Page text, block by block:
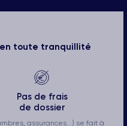
toute tranquillité
Pas de frais
de dossier
assurances...) se fait à